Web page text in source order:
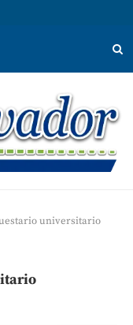
universitario